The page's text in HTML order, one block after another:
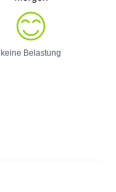
keine Belastung